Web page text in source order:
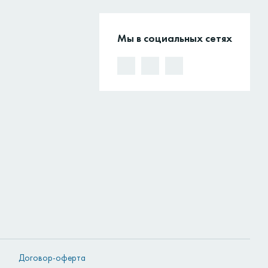
Мы в социальных сетях
Договор-оферта